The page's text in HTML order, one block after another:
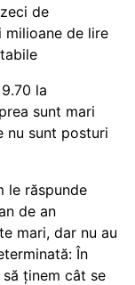
de
milioane de lire
la
sunt mari
nu sunt posturi
le răspunde
de an
mari, dar nu au
În
ținem cât se